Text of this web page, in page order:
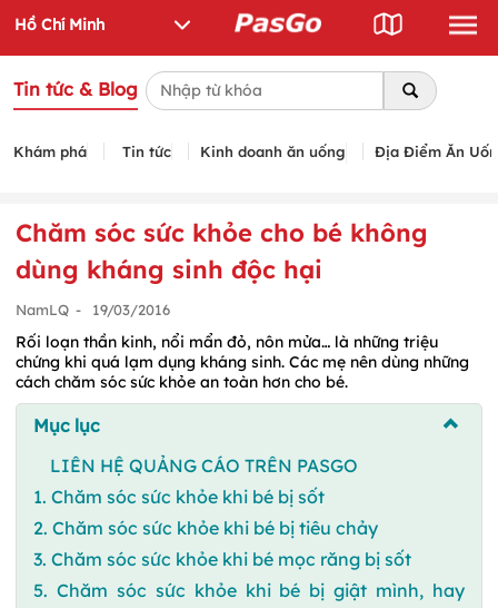
Tin tức & Blog
Khám phá Tin tức Kinh doanh ăn uống Địa Điểm Ăn
Chăm sóc sức khỏe cho bé không
dùng kháng sinh độc hại
NamLQ - 19/03/2016
Rối loạn thần kinh, nổi mẩn đỏ, nôn mửa… là những triệu
chứng khi quá lạm dụng kháng sinh. Các mẹ nên dùng những
cách chăm sóc sức khỏe an toàn hơn cho bé.
Mục lục
LIÊN HỆ QUẢNG CÁO TRÊN PASGO
1. Chăm sóc sức khỏe khi bé bị sốt
2. Chăm sóc sức khỏe khi bé bị tiêu chảy
3. Chăm sóc sức khỏe khi bé mọc răng bị sốt
5. Chăm sóc sức khỏe khi bé bị giật mình, hay